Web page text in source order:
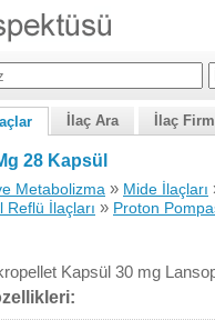
İlaç Ara İlaç
28 Kapsül
Metabolizma » Mide İlaçları
İlaçları » Proton
Kapsül 30 mg